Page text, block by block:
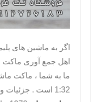
اگر به ماشین های
اهل جمع آوری ماکت
1:32 است . جزئیات و کیفیت ساخت